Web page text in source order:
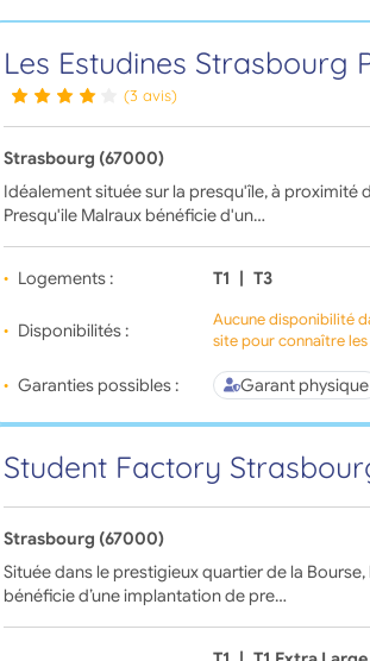
Les Estudines Strasbourg
(3 avis)
Strasbourg (67000)
Idéalement située sur la presqu'île, à proximité
Presqu'ile Malraux bénéficie d'un…
Logements : T1 | T3
Disponibilités :
Aucune disponibilité
site pour connaître
Garanties possibles : Garant physique
Student Factory
Strasbourg (67000)
Située dans le prestigieux quartier de la
bénéficie d’une implantation de pre…